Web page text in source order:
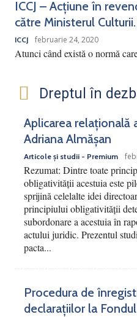
ICCJ – Acțiune în
către Ministerul
ICCJ februarie 24, 2020
Atunci când există o normă
Dreptul în
Aplicarea relațională
Adriana Almășan
Articole și studii - Premium
Rezumat: Dintre toate
obligativității acestuia este
sprijină celelalte idei
principiului obligativității
subordonare a acestuia în
actului juridic. Prezentul
pacta...
Procedura de
declarațiilor la